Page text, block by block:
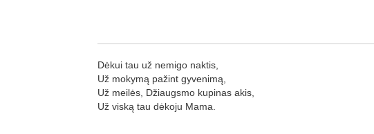
Dėkui tau už nemigo naktis,
Už mokymą pažint gyvenimą,
Už meilės, Džiaugsmo kupinas akis,
Už viską tau dėkoju Mama.